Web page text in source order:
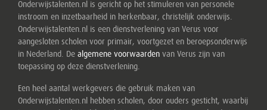
Onderwijstalenten.nl is gericht op het stimuleren van personele
instroom en inzetbaarheid in herkenbaar, christelijk onderwijs.
Onderwijstalenten.nl is een dienstverlening van Verus voor
aangesloten scholen voor primair, voortgezet en beroepsonderwijs
in Nederland. De algemene voorwaarden van Verus zijn van
toepassing op deze dienstverlening.
Een heel aantal werkgevers die gebruik maken van
Onderwijstalenten.nl hebben scholen, door ouders gesticht, waarbij